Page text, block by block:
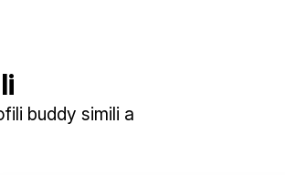
buddy simili a